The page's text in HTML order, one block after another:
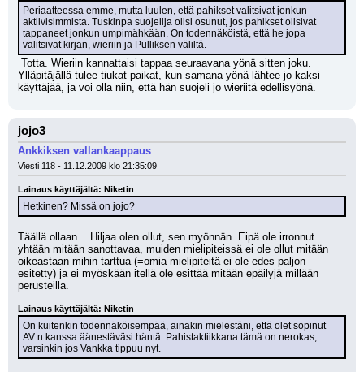
Periaatteessa emme, mutta luulen, että pahikset valitsivat jonkun
aktiivisimmista. Tuskinpa suojelija olisi osunut, jos pahikset olisivat
tappaneet jonkun umpimähkään. On todennäköistä, että he jopa
valitsivat kirjan, wieriin ja Pulliksen väliltä.
Ylläpitäjällä tulee tiukat paikat, kun samana yönä lähtee jo kaksi
käyttäjää, ja voi olla niin, että hän suojeli jo wieriitä edellisyönä.
jojo3
Ankkiksen vallankaappaus
Viesti 118 - 11.12.2009 klo 21:35:09
Lainaus käyttäjältä: Niketin
Hetkinen? Missä on jojo?
Täällä ollaan... Hiljaa olen ollut, sen myönnän. Eipä ole irronnut
yhtään mitään sanottavaa, muiden mielipiteissä ei ole ollut mitään
oikeastaan mihin tarttua (=omia mielipiteitä ei ole edes paljon
esitetty) ja ei myöskään itellä ole esittää mitään epäilyjä millään
perusteilla.
Lainaus käyttäjältä: Niketin
On kuitenkin todennäköisempää, ainakin mielestäni, että olet sopinut
AV:n kanssa äänestäväsi häntä. Pahistaktiikkana tämä on nerokas,
varsinkin jos Vankka tippuu nyt.